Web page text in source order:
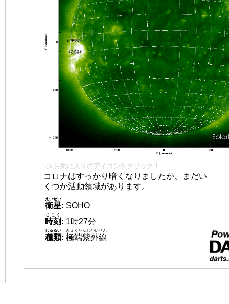
👈 お気に入りのアイコンをクリック！
コロナはすっかり暗くなりましたが、まだい
くつか活動領域があります。
衛星
えいせい
: SOHO
時刻
じこく
: 1時27分
種類
しゅるい
: 極端紫外線
きょくたんしがいせん